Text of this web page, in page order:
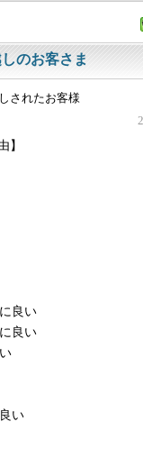
のお客さま
されたお客様
】
良い
良い
い